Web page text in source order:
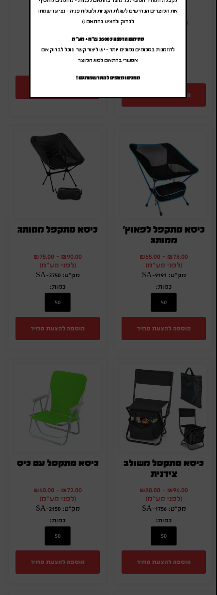
26.40
כמות:
הוספה להצעת מחיר
₪ 78.00
-
₪65.00
כמות:
כיסא מתקפל לפאוץ'
ממותג
₪78.00
-
₪65.00
(לפני מע"מ)
מק"ט: SA-9191
כמות:
הוספה להצעת מחיר
כיסא מתקפל ממותג
₪90.00
-
₪75.00
(לפני מע"מ)
מק"ט: SA-3750
כמות:
הוספה להצעת מחיר
כיסא מתקפל משולב
צידנית
₪96.00
-
₪80.00
(לפני מע"מ)
מק"ט: SA-1756
כמות:
הוספה להצעת מחיר
כיסא מתקפל עם כיס
₪72.00
-
₪60.00
(לפני מע"מ)
מק"ט: SA-2150
כמות:
הוספה להצעת מחיר
את המוצרים הנדרשים לעגלת הקניות ולשלוח פניה – נציגנו ישמחו
לבדוק ולהציע בהתאם :)
מינימום הזמנה כ 3500 ש"ח + מע"מ
להזמנות בסכומים נמוכים יותר – יש ליצור קשר ונוכל לבדוק אם
אפשרי בהתאם לסוג המוצר
מחכים ומצפים להתרשמותכם !